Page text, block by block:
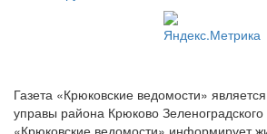
Газета «Крюковские ведомости»
управы района Крюково
«Крюковские ведомости» информирует